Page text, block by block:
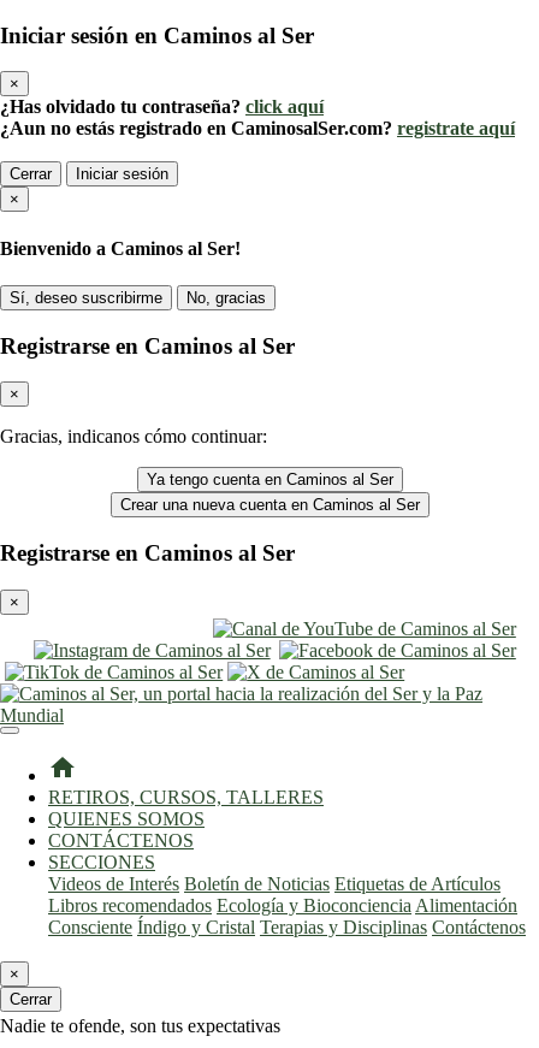
Iniciar sesión en Caminos al Ser
×
¿Has olvidado tu contraseña? click aquí
¿Aun no estás registrado en CaminosalSer.com? registrate aquí
Cerrar
Iniciar sesión
×
Bienvenido a Caminos al Ser!
Sí, deseo suscribirme No, gracias
Registrarse en Caminos al Ser
×
Gracias, indicanos cómo continuar:
Ya tengo cuenta en Caminos al Ser
Crear una nueva cuenta en Caminos al Ser
Registrarse en Caminos al Ser
×
home
RETIROS, CURSOS, TALLERES
QUIENES SOMOS
CONTÁCTENOS
SECCIONES
Videos de Interés Boletín de Noticias Etiquetas de Artículos
Libros recomendados Ecología y Bioconciencia Alimentación
Consciente Índigo y Cristal Terapias y Disciplinas Contáctenos
×
Cerrar
Nadie te ofende, son tus expectativas